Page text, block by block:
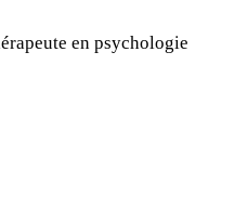
en psychologie